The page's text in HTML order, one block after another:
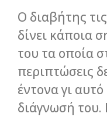
Ο διαβήτης
δίνει κάποια
του τα οποία
περιπτώσεις
έντονα γι
διάγνωσή του.